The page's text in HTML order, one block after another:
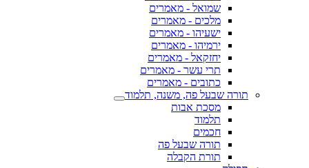
שמואל - מאמרים
מלכים - מאמרים
ישעיהו - מאמרים
ירמיהו - מאמרים
יחזקאל - מאמרים
תרי עשר - מאמרים
כתובים - מאמרים
תורה שבעל פה, משנה, תלמוד
מסכת אבות
תלמוד
חכמים
תורה שבעל פה
תורת הקבלה